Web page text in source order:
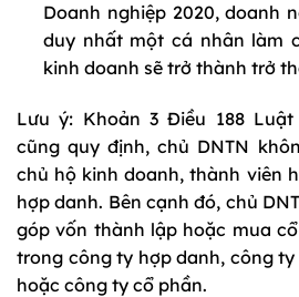
Doanh nghiệp 2020, doanh
duy nhất một cá nhân làm
kinh doanh sẽ trở thành trở
Lưu ý: Khoản 3 Điều 188 Luật
cũng quy định, chủ DNTN
chủ hộ kinh doanh, thành viên
hợp danh. Bên cạnh đó, chủ
góp vốn thành lập hoặc mua
trong công ty hợp danh, công
hoặc công ty cổ phần.